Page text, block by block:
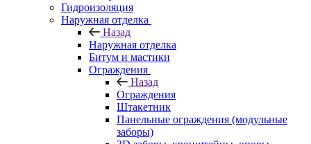
Гидроизоляция
Наружная отделка
Назад
Наружная отделка
Битум и мастики
Ограждения
Назад
Ограждения
Штакетник
Панельные ограждения (модульные
заборы)